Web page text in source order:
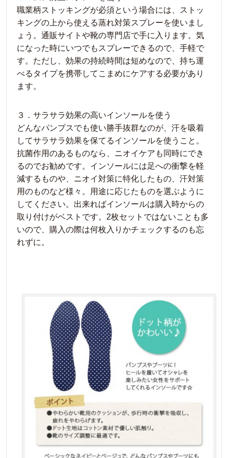
職業柄ストッキングが必須という場合には、ストッ
キングの上から使える蒸れ対策スプレーを使いまし
ょう。通販サイトや靴の専門店で手に入ります。気
になった時にいつでもスプレーできるので、手軽で
す。ただし、効果の持続時間は短めなので、持ち運
べるタイプを携帯してこまめにケアする必要があり
ます。
３．サラサラ効果の高いインソールを使う
どんなパンプスでも使い勝手抜群なのが、汗を吸着
してサラサラ効果を保てるインソールを使うこと。
抗菌作用のあるものなら、ニオイケアも同時にでき
るのでお勧めです。インソールには足への衝撃を軽
減するものや、ニオイ対策に特化したもの、汗対策
用のものなど様々。用途に応じたものを選ぶように
してください。出来ればインソールは購入時からの
取り付けがベストです。2枚セットではないことも多
いので、購入の際は何枚入りかチェックするのも忘
れずに。